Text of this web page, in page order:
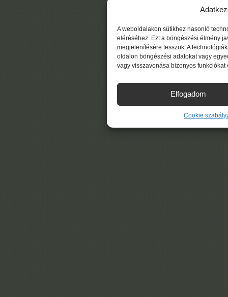
A weboldalakon sütikhez hasonló
eléréséhez. Ezt a böngészési élmény
megjelenítésére tesszük. A
oldalon böngészési adatokat vagy
vagy visszavonása bizonyos
Elfogadom
Cookie